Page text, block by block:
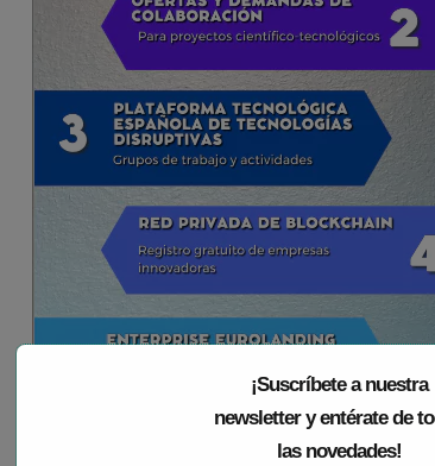
¡Suscríbete a nuestra
newsletter y entérate de
las novedades!